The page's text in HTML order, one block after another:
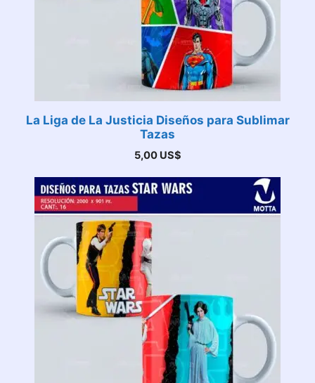
La Liga de La Justicia Diseños para Sublimar
Tazas
5,00 US$